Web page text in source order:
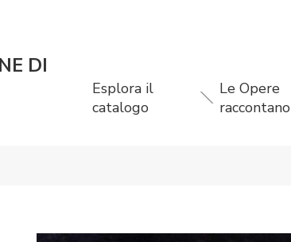
DI
Esplora il
catalogo
Le Opere
raccontano